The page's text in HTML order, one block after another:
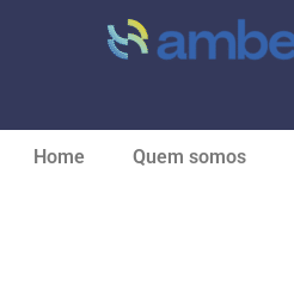
Home Quem somos